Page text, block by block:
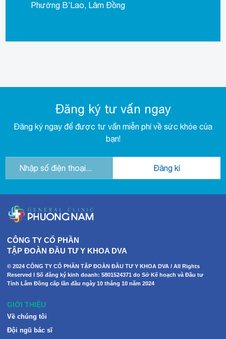
Phường B’Lao, Lâm Đồng
Đăng ký tư vấn ngay
Đăng ký ngay để được tư vấn miễn phí về sức khỏe của
bạn!
CÔNG TY CỔ PHẦN
TẬP ĐOÀN ĐẦU TƯ Y KHOA DVA
© 2024 CÔNG TY CỔ PHẦN TẬP ĐOÀN ĐẦU TƯ Y KHOA DVA / All Rights
Reserved I Số đăng ký kinh doanh: 5801524371 do Sở Kế hoạch và Đầu tư
Tỉnh Lâm Đồng cấp lần đầu ngày 10 tháng 10 năm 2024
GIỚI THIỆU
Về chúng tôi
Đội ngũ bác sĩ